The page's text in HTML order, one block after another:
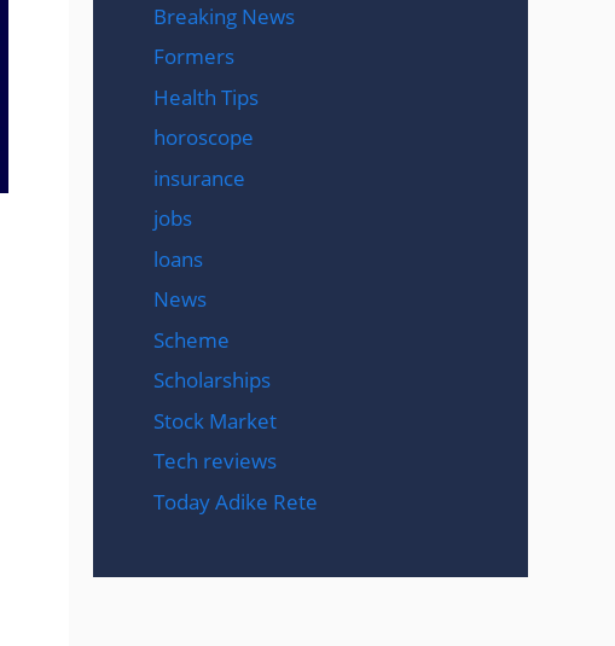
Breaking News
Formers
Health Tips
horoscope
insurance
jobs
loans
News
Scheme
Scholarships
Stock Market
Tech reviews
Today Adike Rete